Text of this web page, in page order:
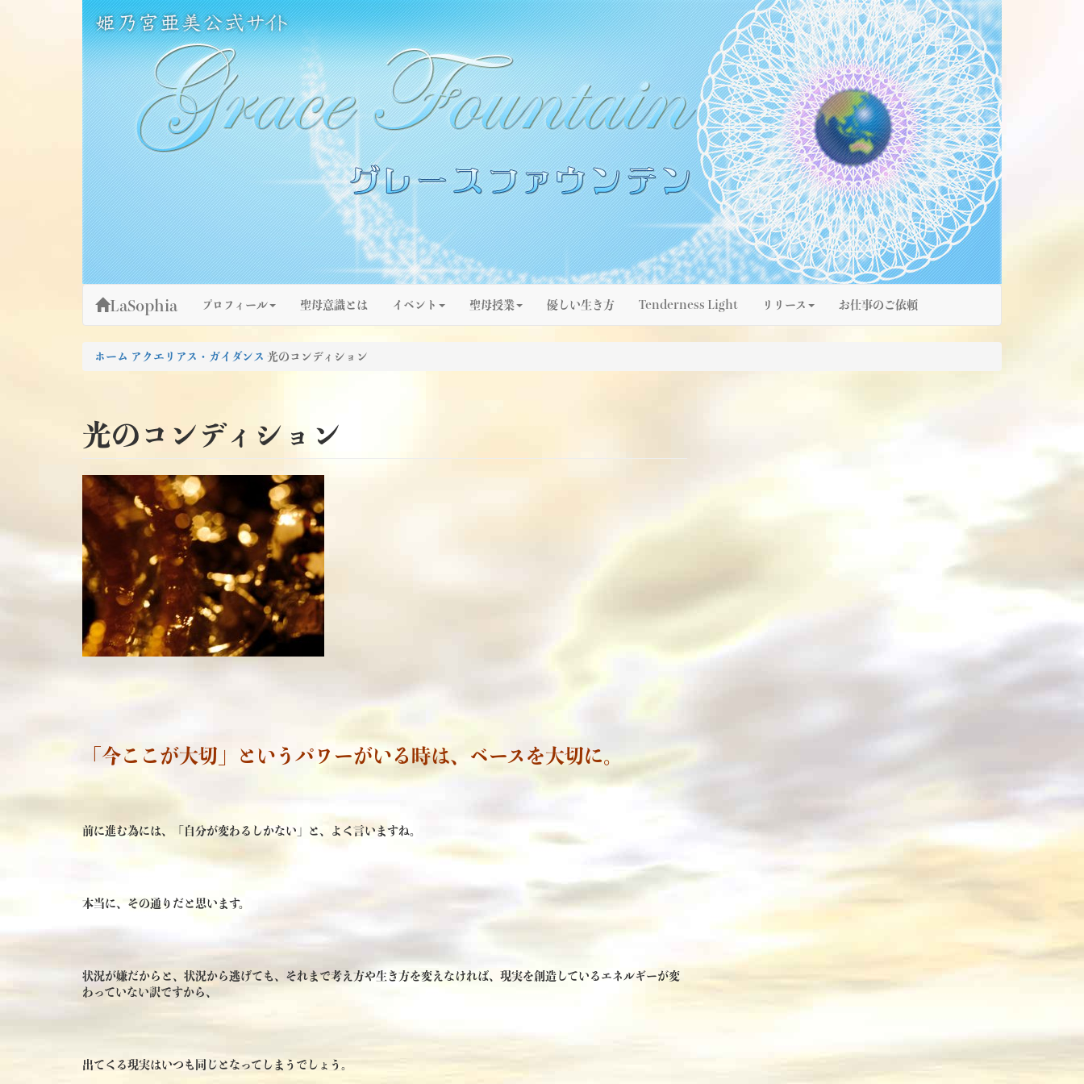
姫乃宮亜美公式サイト～Grace Fountain～
グレースファウンテン
LaSophia プロフィール 聖母意識とは イベント 聖母授業 優しい生き方 Tenderness Light リリース お仕事のご依頼
ホーム アクエリアス・ガイダンス 光のコンディション
光のコンディション
「今ここが大切」というパワーがいる時は、ベースを大切に。
前に進む為には、「自分が変わるしかない」と、よく言いますね。
本当に、その通りだと思います。
状況が嫌だからと、状況から逃げても、それまで考え方や生き方を変えなければ、現実を創造しているエネルギーが変
わっていない訳ですから、
出てくる現実はいつも同じとなってしまうでしょう。